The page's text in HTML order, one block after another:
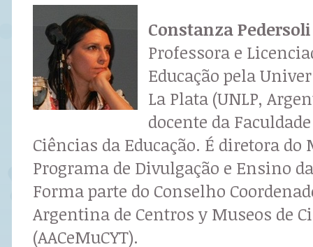
Constanza Pedersoli
Professora e
Educação pela
La Plata (UNLP,
docente da
Ciências da Educação. É diretora do
Programa de Divulgação e Ensino
Forma parte do Conselho
Argentina de Centros y Museos de
(AACeMuCYT).